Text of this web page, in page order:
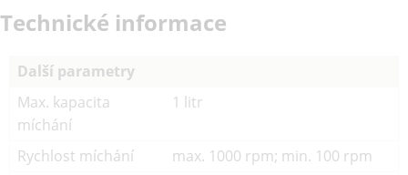
Technické informace
Další parametry
Max. kapacita
míchání
1 litr
Rychlost míchání
max. 1000 rpm; min. 100 rpm